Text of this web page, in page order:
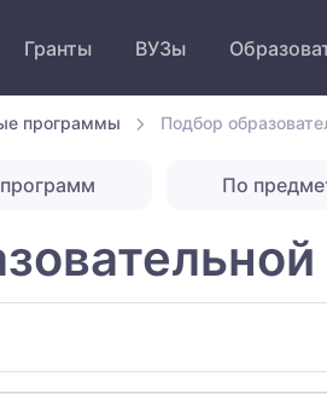
Гранты ВУЗы
программы Подбор
По